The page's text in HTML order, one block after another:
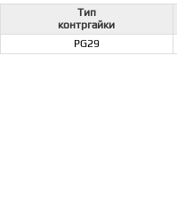
Тип
контргайки
PG29